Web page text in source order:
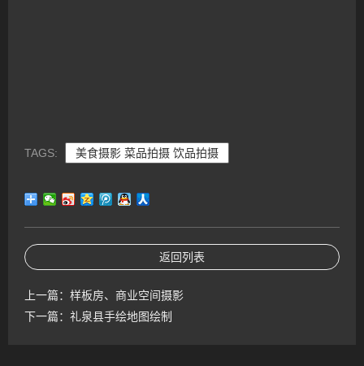
TAGS: 美食摄影 菜品拍摄 饮品拍摄
返回列表
上一篇： 样板房、商业空间摄影
下一篇： 礼泉县手绘地图绘制